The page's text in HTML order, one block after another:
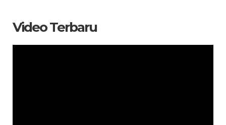
Video Terbaru